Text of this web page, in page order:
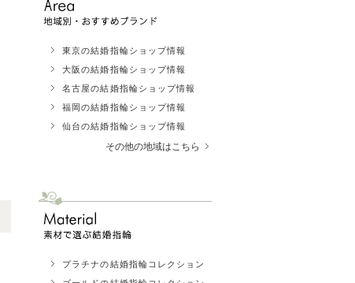
東京の結婚指輪ショップ情報
大阪の結婚指輪ショップ情報
名古屋の結婚指輪ショップ情報
福岡の結婚指輪ショップ情報
仙台の結婚指輪ショップ情報
その他の地域はこちら
プラチナの結婚指輪コレクション